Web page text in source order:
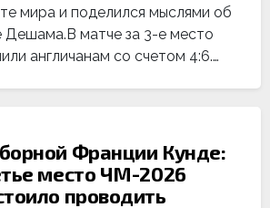
мира и поделился мыслями об
Дешама.В матче за 3-е место
англичанам со счетом 4:6.…
Франции Кунде:
место ЧМ-2026
проводить